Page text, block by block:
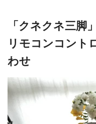
「クネクネ三脚
リモコンコント
わせ